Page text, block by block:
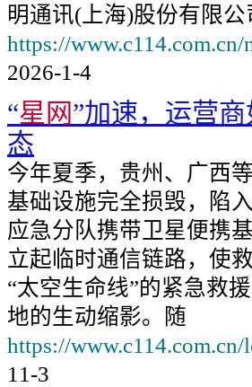
明通讯(上海)股份有限公
https://
2026-1-4
“星网”加速，运营
态
今年夏季，贵州、广西
基础设施完全损毁，陷
应急分队携带卫星便携
立起临时通信链路，使
“太空生命线”的紧急救
地的生动缩影。随
https://
11-3